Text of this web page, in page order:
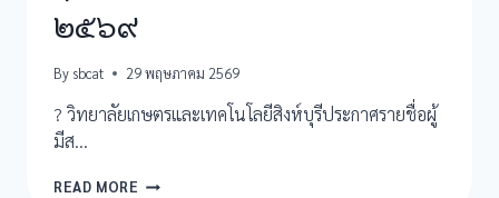
๒๕๖๙
By sbcat 29 พฤษภาคม 2569
? วิทยาลัยเกษตรและเทคโนโลยีสิงห์บุรีประกาศรายชื่อผู้
มีส…
READ MORE ประกาศ